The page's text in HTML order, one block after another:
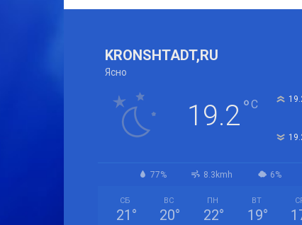
KRONSHTADT,RU
Ясно
19.2°C
77% 8.3kmh 6%
СБ
21 °
ВС
20°
ПН
22°
ВТ
19°